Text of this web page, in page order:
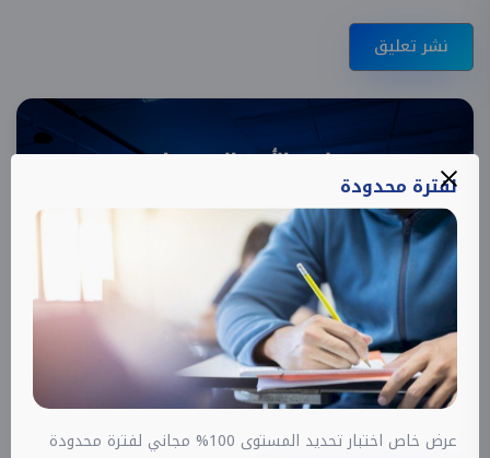
نشر تعليق
13,000
11,700
لفترة محدودة
عرض خاص اختبار تحديد المستوى 100% مجاني لفترة محدودة